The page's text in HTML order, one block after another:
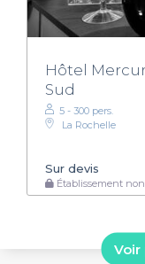
Hôtel
Sud
5 - 300 pers.
La Rochelle
Sur devis
Établissement
Voir